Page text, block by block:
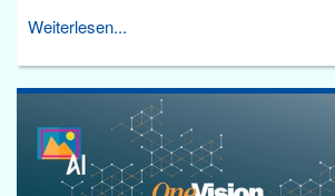
Weiterlesen...